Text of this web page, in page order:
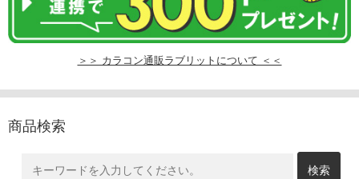
＞＞ カラコン通販ラブリットについて ＜＜
商品検索